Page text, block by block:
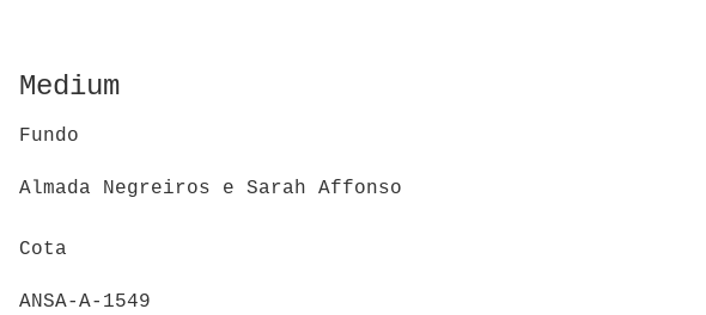
Medium
Fundo
Almada Negreiros e Sarah Affonso
Cota
ANSA-A-1549